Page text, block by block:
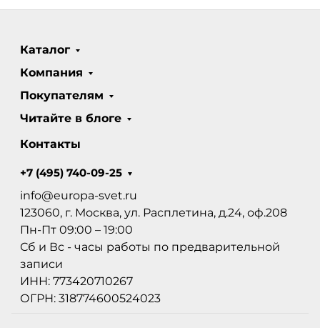
Каталог
Компания
Покупателям
Читайте в блоге
Контакты
+7 (495) 740-09-25
info@europa-svet.ru
123060, г. Москва, ул. Расплетина, д.24, оф.208
Пн-Пт 09:00 – 19:00
Сб и Вс - часы работы по предварительной
записи
ИНН: 773420710267
ОГРН: 318774600524023